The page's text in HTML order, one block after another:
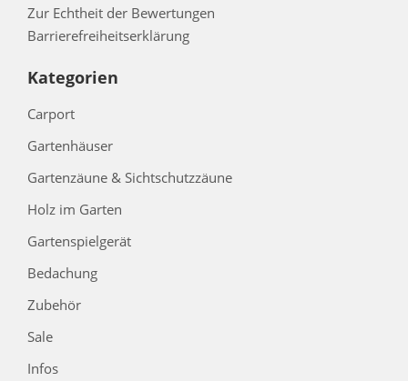
Zur Echtheit der Bewertungen
Barrierefreiheitserklärung
Kategorien
Carport
Gartenhäuser
Gartenzäune & Sichtschutzzäune
Holz im Garten
Gartenspielgerät
Bedachung
Zubehör
Sale
Infos